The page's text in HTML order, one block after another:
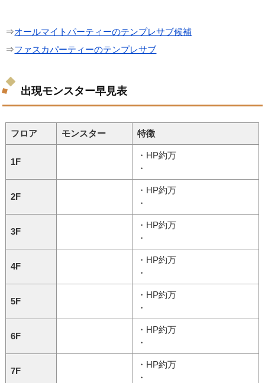
⇒オールマイトパーティーのテンプレサブ候補
⇒ファスカパーティーのテンプレサブ
出現モンスター早見表
フロア モンスター 特徴
1F
・HP約万
・
2F
・HP約万
・
3F
・HP約万
・
4F
・HP約万
・
5F
・HP約万
・
6F
・HP約万
・
7F
・HP約万
・